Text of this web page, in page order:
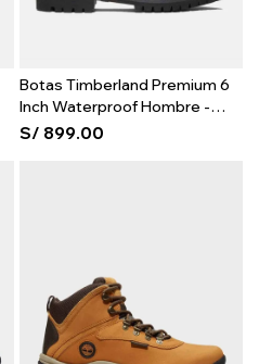
Botas Timberland Premium 6
Inch Waterproof Hombre -
Black
S/ 899.00